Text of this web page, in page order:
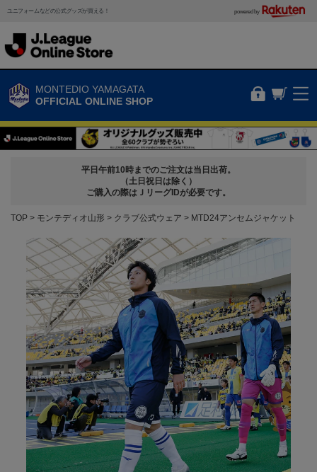
ユニフォームなどの公式グッズが買える！ powered by
MONTEDIO YAMAGATA
OFFICIAL ONLINE SHOP
平日午前10時までのご注文は当日出荷。
（土日祝日は除く）
ご購入の際はＪリーグIDが必要です。
TOP モンテディオ山形 クラブ公式ウェア MTD24アンセムジャケット